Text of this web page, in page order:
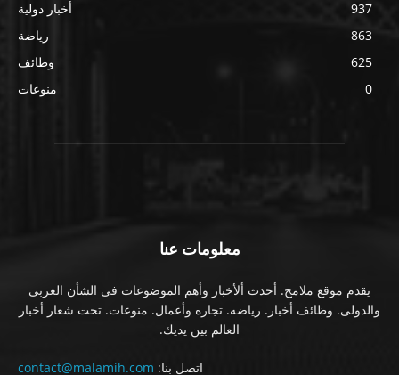
أخبار دولية
937
رياضة
863
وظائف
625
منوعات
0
معلومات عنا
يقدم موقع ملامح. أحدث ألأخبار وأهم الموضوعات فى الشأن العربى
والدولى. وظائف أخبار. رياضه. تجاره وأعمال. منوعات. تحت شعار أخبار
العالم بين يديك.
اتصل بنا: contact@malamih.com